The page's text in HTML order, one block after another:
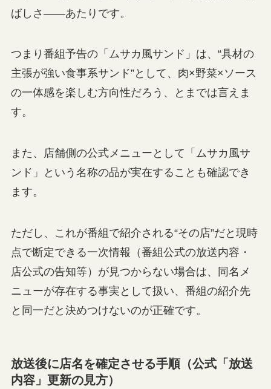
ばしさ――あたりです。
つまり番組予告の「ムサカ風サンド」は、“具材の
主張が強い食事系サンド”として、肉×野菜×ソース
の一体感を楽しむ方向性だろう、とまでは言えま
す。
また、店舗側の公式メニューとして「ムサカ風サ
ンド」という名称の品が実在することも確認でき
ます。
ただし、これが番組で紹介される“その店”だと現時
点で断定できる一次情報（番組公式の放送内容・
店公式の告知等）が見つからない場合は、同名メ
ニューが存在する事実として扱い、番組の紹介先
と同一だと決めつけないのが正確です。
放送後に店名を確定させる手順（公式「放送
内容」更新の見方）